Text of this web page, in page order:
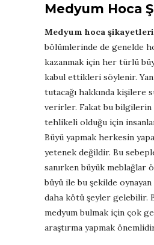
Medyum Hoca
Medyum hoca
bölümlerinde de genelde
kazanmak için her türlü
kabul ettikleri söylenir.
tutacağı hakkında kişilere
verirler. Fakat bu bilgilerin
tehlikeli olduğu için
Büyü yapmak herkesin
yetenek değildir. Bu sebeple
sanırken büyük meblağlar
büyü ile bu şekilde oynayan
daha kötü şeyler gelebilir.
medyum bulmak için çok
araştırma yapmak